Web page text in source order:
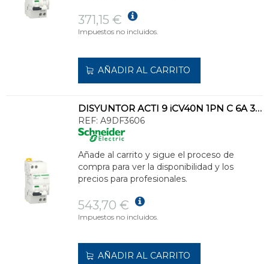
371,15 €
Impuestos no incluidos.
AÑADIR AL CARRITO
DISYUNTOR ACTI 9 iCV40N 1PN C 6A 30mA ASI RCBO
REF: A9DF3606
Añade al carrito y sigue el proceso de
compra para ver la disponibilidad y los
precios para profesionales.
543,70 €
Impuestos no incluidos.
AÑADIR AL CARRITO